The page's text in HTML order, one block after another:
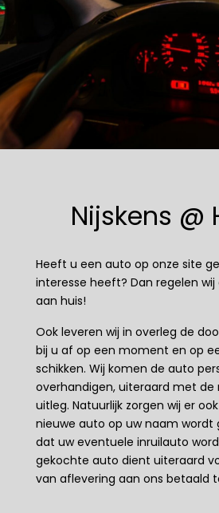
Nijskens @
Heeft u een auto op onze site
interesse heeft? Dan regelen
aan huis!
Ook leveren wij in overleg de
bij u af op een moment en op
schikken. Wij komen de auto
overhandigen, uiteraard met de
uitleg. Natuurlijk zorgen wij er
nieuwe auto op uw naam wordt
dat uw eventuele inruilauto
gekochte auto dient uiteraard
van aflevering aan ons betaald